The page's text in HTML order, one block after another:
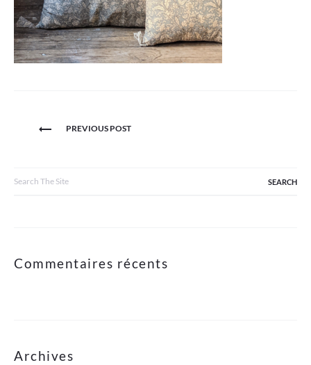
NavigationPREVIOUS POST
for:
Commentaires récents
Archives